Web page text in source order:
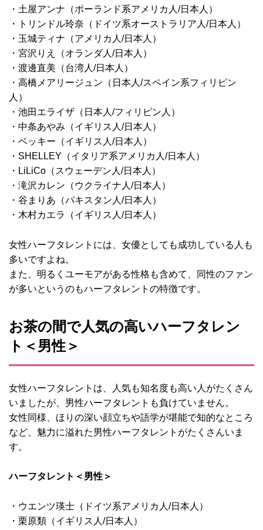
・土屋アンナ（ポーランド系アメリカ人/日本人）
・トリンドル玲奈（ドイツ系オーストラリア人/日本人）
・玉城ティナ（アメリカ人/日本人）
・宮沢りえ（オランダ人/日本人）
・渡邊直美（台湾人/日本人）
・高橋メアリージュン（日本人/スペイン系フィリピン
人）
・池田エライザ（日本人/フィリピン人）
・中条あやみ（イギリス人/日本人）
・ベッキー（イギリス人/日本人）
・SHELLEY（イタリア系アメリカ人/日本人）
・LiLiCo（スウェーデン人/日本人）
・滝沢カレン（ウクライナ人/日本人）
・谷まりあ（パキスタン人/日本人）
・木村カエラ（イギリス人/日本人）
女性ハーフタレントには、女優としても成功している人も
多いですよね。
また、明るくユーモアがある性格も含めて、同性のファン
が多いというのもハーフタレントの特徴です。
お茶の間で人気の高いハーフタレン
ト＜男性＞
女性ハーフタレントは、人気も知名度も高い人がたくさん
いましたが、男性ハーフタレントも負けていません。
女性同様、ほりの深い顔立ちや語学が堪能で知的なところ
など、魅力に溢れた男性ハーフタレントがたくさんいま
す。
ハーフタレント＜男性＞
・ウエンツ瑛士（ドイツ系アメリカ人/日本人）
・栗原類（イギリス人/日本人）